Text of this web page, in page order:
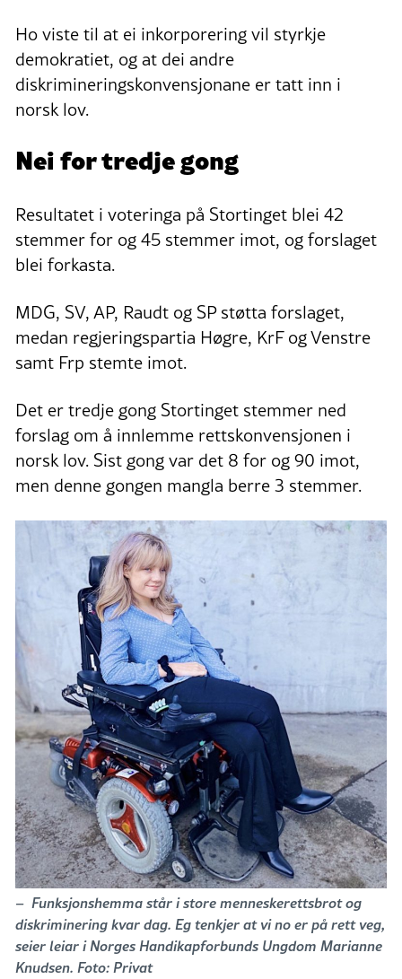
Ho viste til at ei inkorporering vil styrkje
demokratiet, og at dei andre
diskrimineringskonvensjonane er tatt inn i
norsk lov.
Nei for tredje gong
Resultatet i voteringa på Stortinget blei 42
stemmer for og 45 stemmer imot, og forslaget
blei forkasta.
MDG, SV, AP, Raudt og SP støtta forslaget,
medan regjeringspartia Høgre, KrF og Venstre
samt Frp stemte imot.
Det er tredje gong Stortinget stemmer ned
forslag om å innlemme rettskonvensjonen i
norsk lov. Sist gong var det 8 for og 90 imot,
men denne gongen mangla berre 3 stemmer.
– Funksjonshemma står i store menneskerettsbrot og
diskriminering kvar dag. Eg tenkjer at vi no er på rett veg,
seier leiar i Norges Handikapforbunds Ungdom Marianne
Knudsen. Foto: Privat